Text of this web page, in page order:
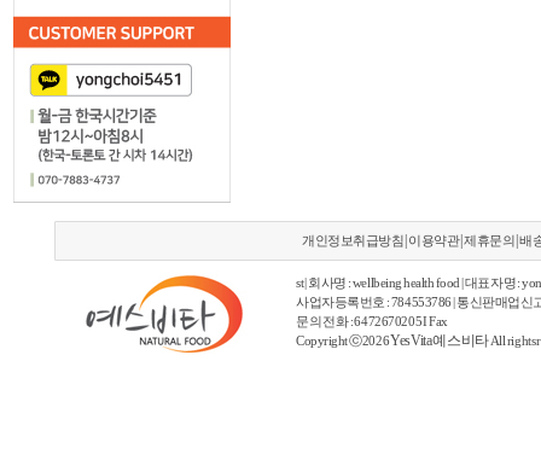
개인정보취급방침 이용약관|제휴문의 |배
st | 회사명 : wellbeing health food | 대표자명 :
사업자등록번호 : 784553786 | 통신판매업신
문의 전화 : 6472670205 I Fax
Copyright ⓒ2026YesVita 예스비타All rights